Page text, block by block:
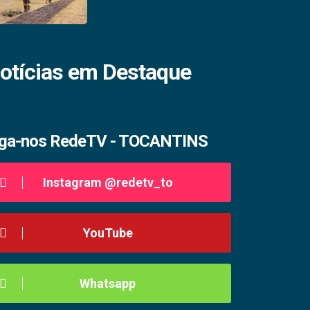
em Destaque
nos RedeTV - TOCANTINS
Instagram @redetv_to
YouTube
Whatsapp